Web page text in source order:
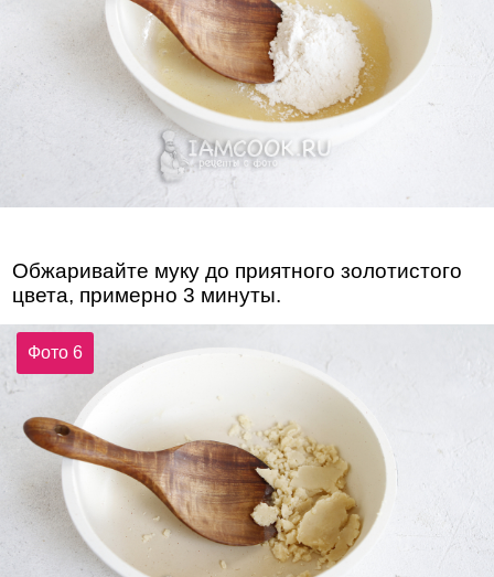
Обжаривайте муку до приятного золотистого
цвета, примерно 3 минуты.
Фото 6